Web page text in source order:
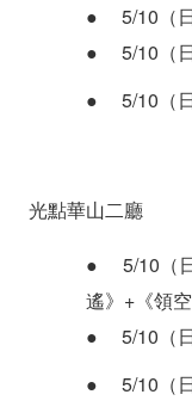
●
5/10（
●
5/10（
●
5/10（
光點華山二廳
●
5/10（
遙》+《領空
●
5/10（
●
5/10（